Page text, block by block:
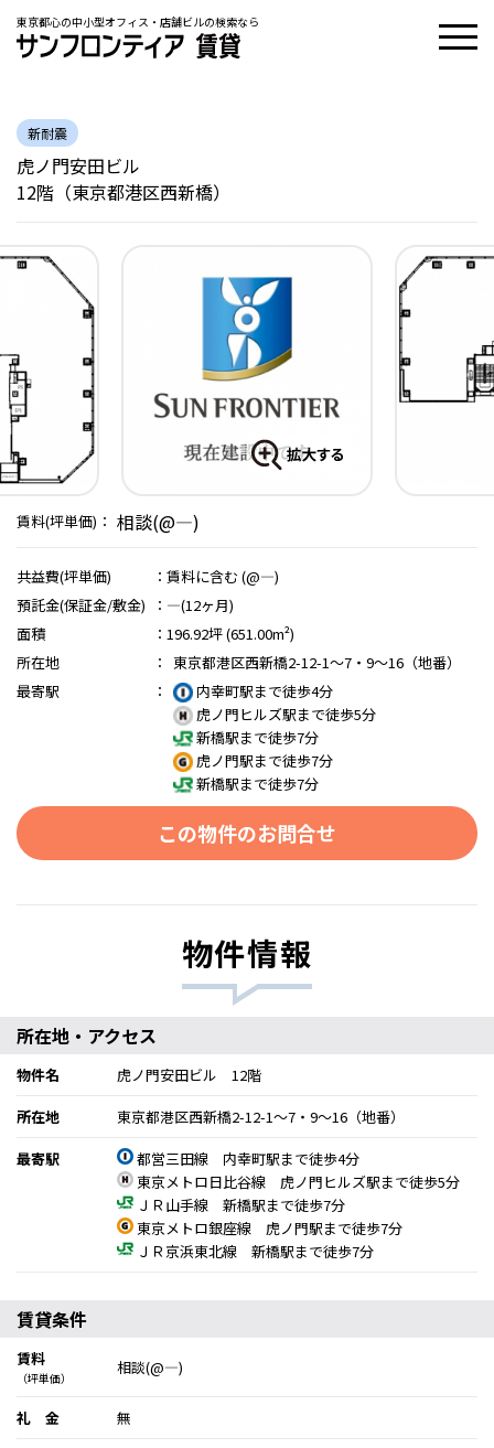
東京都心の中小型オフィス・店舗ビルの検索なら
新耐震
虎ノ門安田ビル
12階（東京都港区西新橋）
賃料(坪単価)： 相談(@―)
共益費(坪単価) ： 賃料に含む (@―)
預託金(保証金/敷金)
： ―(12ヶ月)
面積
： 196.92坪 (651.00m²)
所在地
：
東京都港区西新橋2-12-1～7・9～16（地番）
最寄駅
：
内幸町駅まで徒歩4分
虎ノ門ヒルズ駅まで徒歩5分
新橋駅まで徒歩7分
虎ノ門駅まで徒歩7分
新橋駅まで徒歩7分
この物件のお問合せ
物件情報
所在地・アクセス
物件名
虎ノ門安田ビル 12階
所在地
東京都港区西新橋2-12-1～7・9～16（地番）
最寄駅
都営三田線 内幸町駅まで徒歩4分
東京メトロ日比谷線 虎ノ門ヒルズ駅まで徒歩5分
ＪＲ山手線 新橋駅まで徒歩7分
東京メトロ銀座線 虎ノ門駅まで徒歩7分
ＪＲ京浜東北線 新橋駅まで徒歩7分
賃貸条件
賃料
（坪単価）
相談(@―)
礼 金
無